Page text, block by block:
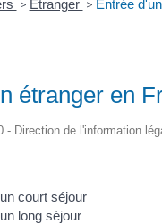
> Étranger > Entrée
étranger en
- Direction de l'information
court séjour
long séjour